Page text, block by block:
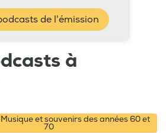
de l'émission
à
et souvenirs des années 60 et
70